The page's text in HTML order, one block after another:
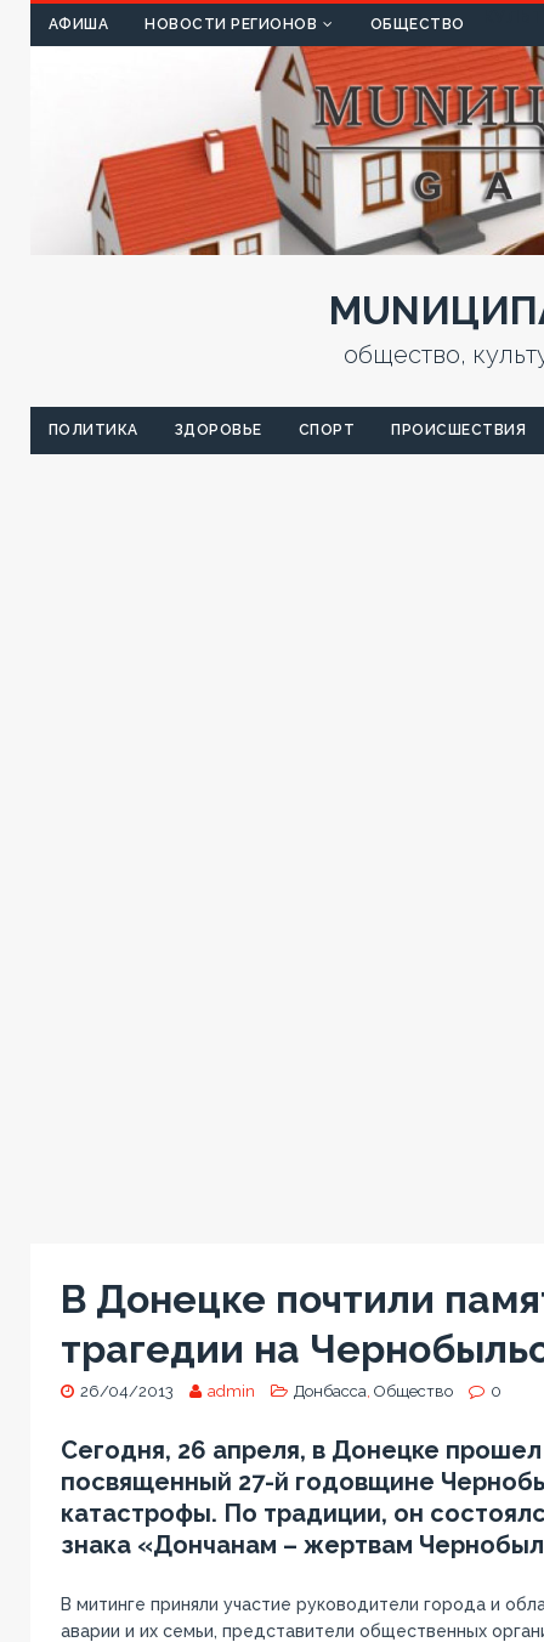
АФИША НОВОСТИ РЕГИОНОВ ОБЩЕСТВО
общество,
ПОЛИТИКА ЗДОРОВЬЕ СПОРТ ПРОИСШЕСТВИЯ
В Донецке почтили
трагедии на
26/04/2013 admin Донбасса Общество 0
Сегодня, 26 апреля, в Донецке
посвященный 27-й годовщине
катастрофы. По традиции, он
знака «Дончанам – жертвам
В митинге приняли участие руководители города и
аварии и их семьи, представители общественных